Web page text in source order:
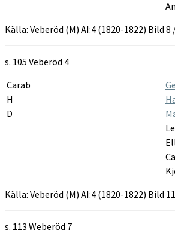
Källa: Veberöd (M) AI:4 (1820-1822) Bild 8
s. 105 Veberöd 4
Carab
H
D
Källa: Veberöd (M) AI:4 (1820-1822) Bild
s. 113 Weberöd 7